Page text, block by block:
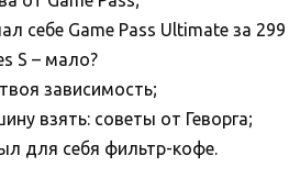
себе Game Pass Ultimate за
S – мало?
зависимость;
взять: советы от Геворга;
для себя фильтр-кофе.